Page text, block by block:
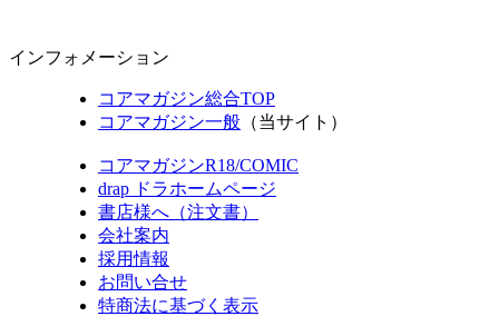
インフォメーション
コアマガジン総合TOP
コアマガジン一般 （当サイト）
コアマガジンR18/COMIC
drap ドラホームページ
書店様へ（注文書）
会社案内
採用情報
お問い合せ
特商法に基づく表示